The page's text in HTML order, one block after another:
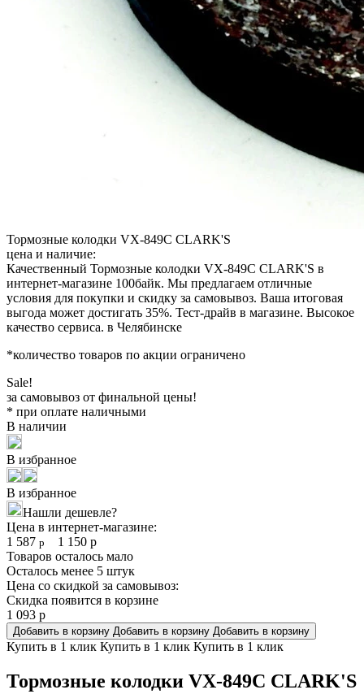
Тормозные колодки VX-849C CLARK'S
цена и наличие:
Качественный Тормозные колодки VX-849C CLARK'S в
интернет-магазине 100байк. Мы предлагаем отличные
условия для покупки и скидку за самовывоз. Ваша итоговая
выгода может достигать 35%. Тест-драйв в магазине. Высокое
качество сервиса. в Челябинске
*количество товаров по акции ограничено
Sale!
за самовывоз от финальной цены!
* при оплате наличными
В наличии
В избранное
В избранное
Нашли дешевле?
Цена в интернет-магазине:
1 587 р 1 150 р
Товаров осталось мало
Осталось менее 5 штук
Цена со скидкой за самовывоз:
Скидка появится в корзине
1 093 р
Добавить в корзину Добавить в корзину Добавить в корзину
Купить в 1 клик Купить в 1 клик Купить в 1 клик
Тормозные колодки VX-849C CLARK'S